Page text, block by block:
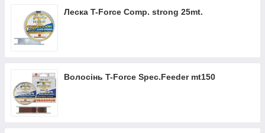
Леска T-Force Comp. strong 25mt.
Волосінь T-Force Spec.Feeder mt150